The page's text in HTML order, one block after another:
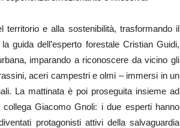
e alla sostenibilità, trasformando il
guida dell’esperto forestale Cristian Guidi,
imparando a riconoscere da vicino gli
aceri campestri e olmi – immersi in un
La mattinata è poi proseguita insieme ad
Giacomo Gnoli: i due esperti hanno
protagonisti attivi della salvaguardia